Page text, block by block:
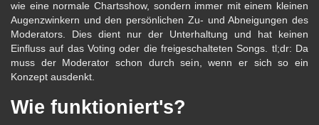
wie eine normale Chartsshow, sondern immer mit einem kleinen
Augenzwinkern und den persönlichen Zu- und Abneigungen des
Moderators. Dies dient nur der Unterhaltung und hat keinen
Einfluss auf das Voting oder die freigeschalteten Songs. tl;dr: Da
muss der Moderator schon durch sein, wenn er sich so ein
Konzept ausdenkt.
Wie funktioniert's?